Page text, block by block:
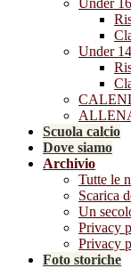
Under 16
Under 14
Scuola calcio
Dove siamo
Archivio
Tutte le
Scarica
Un
Privacy
Privacy
Foto storiche